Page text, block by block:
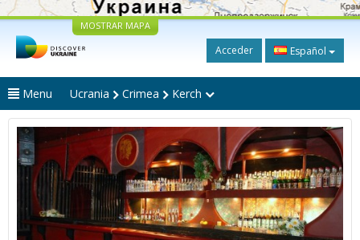
MOSTRAR MAPA
Acceder Español
Menu Ucrania Crimea Kerch